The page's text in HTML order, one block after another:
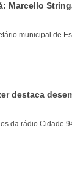
Marcello
municipal de
destaca
da rádio Cidade